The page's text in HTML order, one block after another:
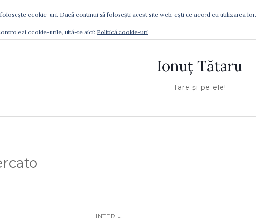
CE MĂ LAUD UNDE MĂ GĂSIŢI
Ionuţ Tătaru
Tare şi pe ele!
INTER ...
cookie-uri. Dacă continui să folosești acest site web, ești de acord cu utilizarea lor.
cookie-urile, uită-te aici: Politică cookie-uri